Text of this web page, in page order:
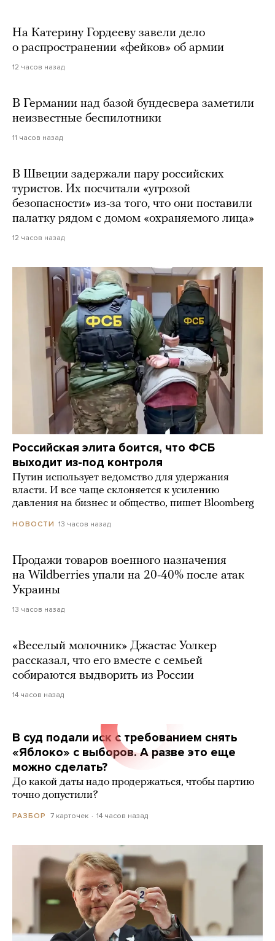
На Катерину Гордееву завели дело
о распространении «фейков» об армии
12 часов назад
В Германии над базой бундесвера заметили
неизвестные беспилотники
11 часов назад
В Швеции задержали пару российских
туристов. Их посчитали «угрозой
безопасности» из-за того, что они поставили
палатку рядом с домом «охраняемого лица»
12 часов назад
Российская элита боится, что ФСБ
выходит из-под контроля
Путин использует ведомство для удержания
власти. И все чаще склоняется к усилению
давления на бизнес и общество, пишет Bloomberg
НОВОСТИ 13 часов назад
Продажи товаров военного назначения
на Wildberries упали на 20-40% после атак
Украины
13 часов назад
«Веселый молочник» Джастас Уолкер
рассказал, что его вместе с семьей
собираются выдворить из России
14 часов назад
В суд подали иск с требованием снять
«Яблоко» с выборов. А разве это еще
можно сделать?
До какой даты надо продержаться, чтобы партию
точно допустили?
РАЗБОР 7 карточек 14 часов назад